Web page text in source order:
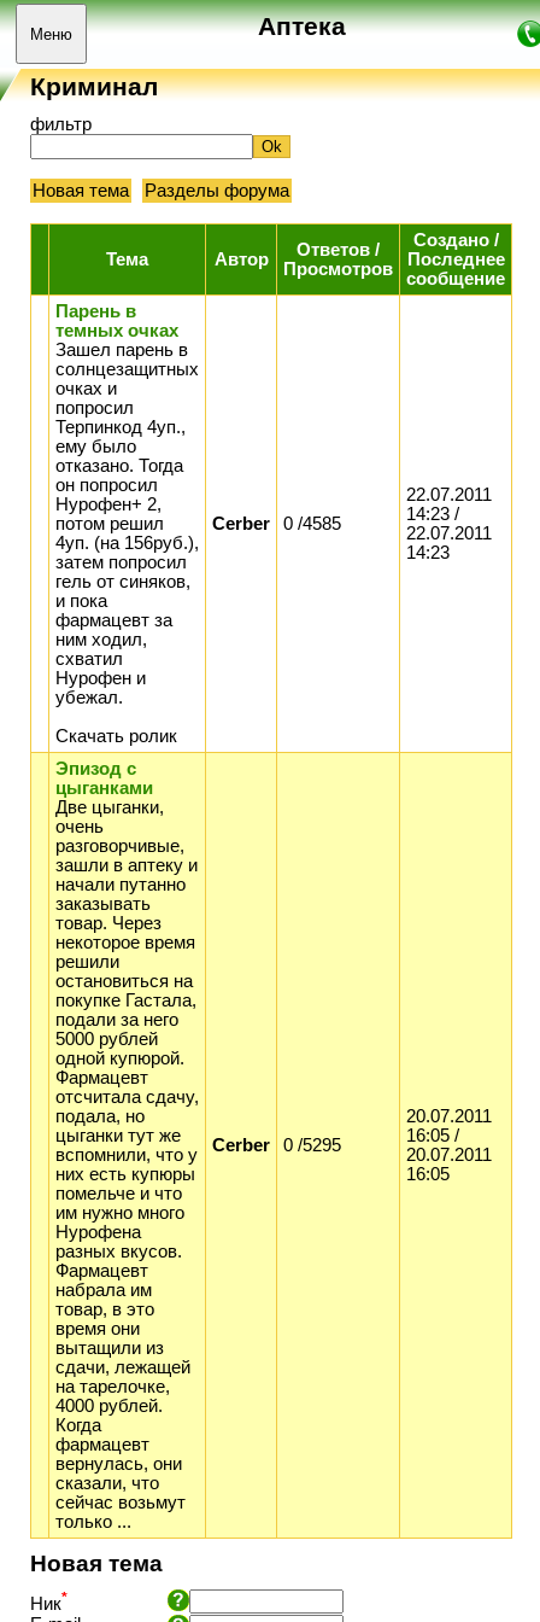
Меню Аптека
Криминал
фильтр
Новая тема Разделы форума
Тема Автор Ответов /
Просмотров
Создано/
Последнее
сообщение
Парень в
темных очках
Зашел парень в
солнцезащитных
очках и
попросил
Терпинкод 4уп.,
ему было
отказано. Тогда
он попросил
Нурофен+ 2,
потом решил
4уп. (на 156руб.),
затем попросил
гель от синяков,
и пока
фармацевт за
ним ходил,
схватил
Нурофен и
убежал.
Скачать ролик
Cerber 0 /4585
22.07.2011
14:23 /
22.07.2011
14:23
Эпизод с
цыганками
Две цыганки,
очень
разговорчивые,
зашли в аптеку и
начали путанно
заказывать
товар. Через
некоторое время
решили
остановиться на
покупке Гастала,
подали за него
5000 рублей
одной купюрой.
Фармацевт
отсчитала сдачу,
подала, но
цыганки тут же
вспомнили, что у
них есть купюры
помельче и что
им нужно много
Нурофена
разных вкусов.
Фармацевт
набрала им
товар, в это
время они
вытащили из
сдачи, лежащей
на тарелочке,
4000 рублей.
Когда
фармацевт
вернулась, они
сказали, что
сейчас возьмут
только ...
Cerber 0 /5295
20.07.2011
16:05 /
20.07.2011
16:05
Новая тема
Ник*